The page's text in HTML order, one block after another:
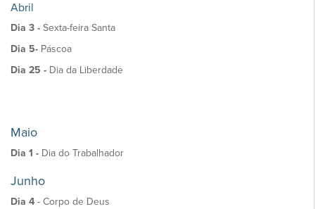
Abril
Dia 3 - Sexta-feira Santa
Dia 5- Páscoa
Dia 25 - Dia da Liberdade
Maio
Dia 1 - Dia do Trabalhador
Junho
Dia 4 - Corpo de Deus